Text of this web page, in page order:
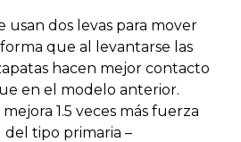
usan dos levas para mover
forma que al levantarse las
hacen mejor contacto
en el modelo anterior.
1.5 veces más fuerza
tipo primaria –